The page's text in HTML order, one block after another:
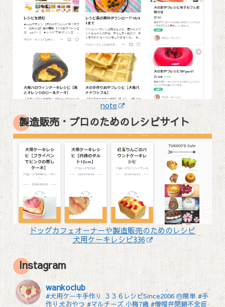
note
製造販売・プロのためのレシピサイト
ドッグカフェオーナーや製造販売のためのレシピ
犬用ケーキレシピ336
Instagram
wankoclub
#犬用ケーキ手作り ３３６レシピSince2006 🎂簡単 #手
作り犬おやつ#マルチーズ 小梅7歳 #僧帽弁閉鎖不全症